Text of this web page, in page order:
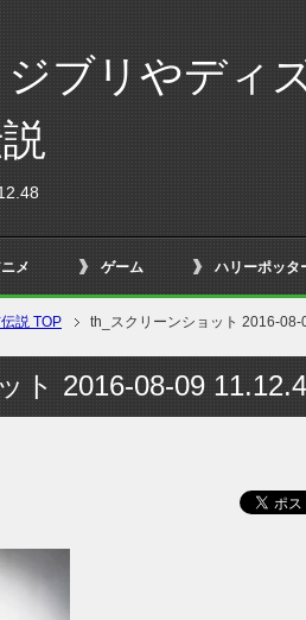
ブリやディ
メ ゲーム ハリーポッタ
説 TOP th_スクリーンショット 2016-08-
ト 2016-08-09